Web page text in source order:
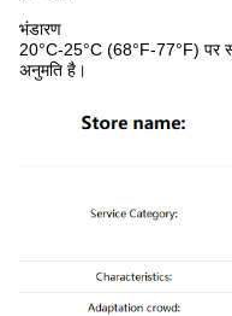
भंडारण
20°C-25°C (68°F-77°F) पर
अनुमति है।